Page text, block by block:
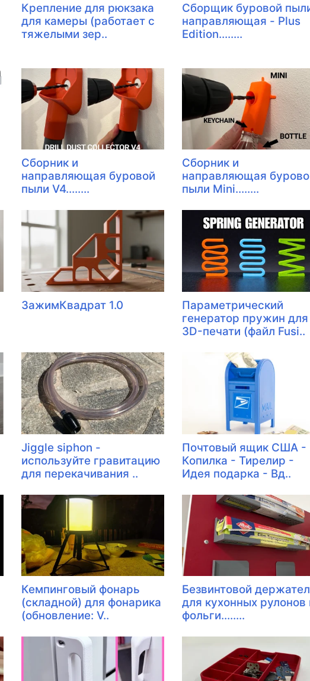
Крепление для рюкзака
для камеры (работает с
тяжелыми зер..
Сборщик буровой
направляющая - Plus
Edition........
Сборник и
направляющая буровой
пыли V4........
Сборник и
направляющая
пыли Mini........
ЗажимКвадрат 1.0
Параметрический
генератор пружин для
3D-печати (файл Fusi..
Jiggle siphon -
используйте гравитацию
для перекачивания ..
Почтовый ящик США -
Копилка - Тирелир -
Идея подарка - Вд..
Кемпинговый фонарь
(складной) для фонарика
(обновление: V..
Безвинтовой
для кухонных рулонов
фольги........